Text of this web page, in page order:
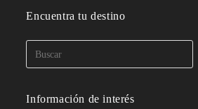
Encuentra tu destino
Información de interés